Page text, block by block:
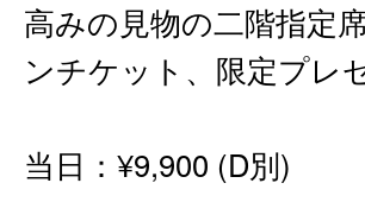
高みの見物の二階指定
ンチケット、限定プレ
当日：¥9,900 (D別)